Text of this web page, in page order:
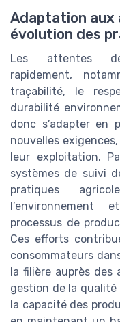
Adaptation
évolution des
Les attentes
rapidement,
traçabilité, le
durabilité
donc s’adapter en
nouvelles
leur exploitation.
systèmes de suivi
pratiques
l’environnement
processus de
Ces efforts
consommateurs
la filière auprès
gestion de la qualité
la capacité des